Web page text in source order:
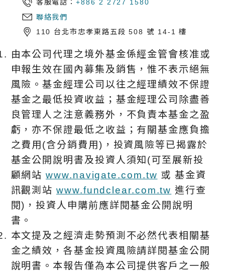
客服電話：+886 2 2727 1580
聯絡我們
110 台北市忠孝東路五段 508 號 14-1 樓
由本公司代理之境外基金係經金管會核准或
申報生效在國內募集及銷售，惟不表示絕無
風險。基金經理公司以往之經理績效不保證
基金之最低投資收益；基金經理公司除盡善
良管理人之注意義務外，不負責本基金之盈
虧，亦不保證最低之收益；有關基金應負擔
之費用(含分銷費用)，投資風險等已揭露於
基金公開說明書及投資人須知(可至展新投
顧網站www.navigate.com.tw 或 基金資
訊觀測站www.fundclear.com.tw 進行查
閱)，投資人申購前應詳閱基金公開說明
書。
本文提及之經濟走勢預測不必然代表相關基
金之績效，各基金投資風險請詳閱基金公開
說明書。本報告僅為本公司提供客戶之一般